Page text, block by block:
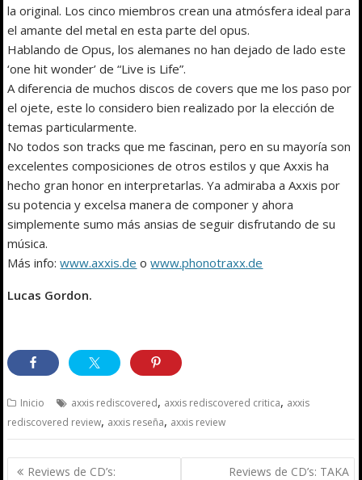
la original. Los cinco miembros crean una atmósfera ideal para
el amante del metal en esta parte del opus.
Hablando de Opus, los alemanes no han dejado de lado este
‘one hit wonder’ de “Live is Life”.
A diferencia de muchos discos de covers que me los paso por
el ojete, este lo considero bien realizado por la elección de
temas particularmente.
No todos son tracks que me fascinan, pero en su mayoría son
excelentes composiciones de otros estilos y que Axxis ha
hecho gran honor en interpretarlas. Ya admiraba a Axxis por
su potencia y excelsa manera de componer y ahora
simplemente sumo más ansias de seguir disfrutando de su
música.
Más info:www.axxis.de owww.phonotraxx.de
Lucas Gordon.
Inicio axxis rediscovered, axxis rediscovered critica, axxis
rediscovered review, axxis reseña, axxis review
Navegación
Reviews de CD’s:
Reviews de CD’s: TAKA